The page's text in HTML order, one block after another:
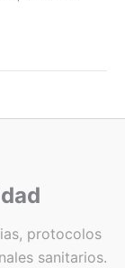
protocolos
sanitarios.